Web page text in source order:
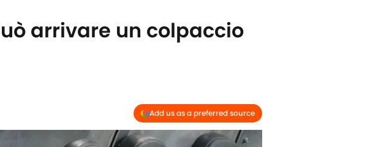
arrivare un colpaccio
Add us as a preferred source